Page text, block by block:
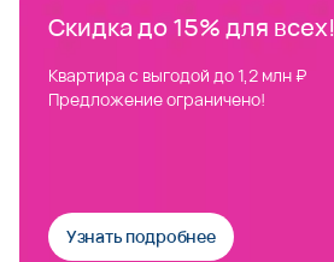
Скидка до 15% для всех!
Квартира с выгодой до 1,2 млн ₽
Предложение ограничено!
Узнать подробнее